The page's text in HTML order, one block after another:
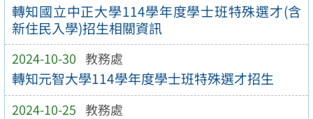
轉知國立中正大學114學年度學士班特殊選才(含
新住民入學)招生相關資訊
2024-10-30 教務處
轉知元智大學114學年度學士班特殊選才招生
2024-10-25 教務處